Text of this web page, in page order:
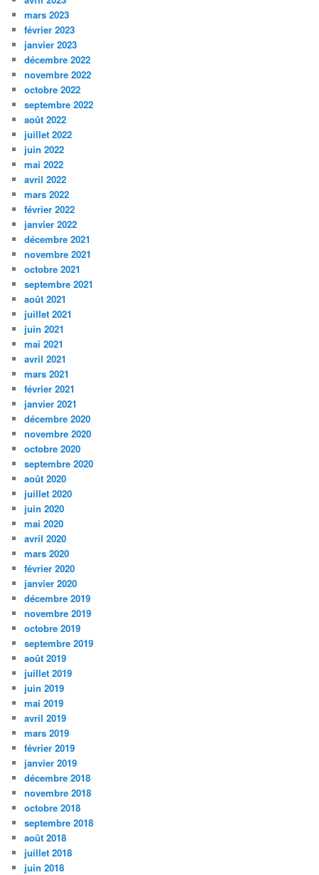
mars 2023
février 2023
janvier 2023
décembre 2022
novembre 2022
octobre 2022
septembre 2022
août 2022
juillet 2022
juin 2022
mai 2022
avril 2022
mars 2022
février 2022
janvier 2022
décembre 2021
novembre 2021
octobre 2021
septembre 2021
août 2021
juillet 2021
juin 2021
mai 2021
avril 2021
mars 2021
février 2021
janvier 2021
décembre 2020
novembre 2020
octobre 2020
septembre 2020
août 2020
juillet 2020
juin 2020
mai 2020
avril 2020
mars 2020
février 2020
janvier 2020
décembre 2019
novembre 2019
octobre 2019
septembre 2019
août 2019
juillet 2019
juin 2019
mai 2019
avril 2019
mars 2019
février 2019
janvier 2019
décembre 2018
novembre 2018
octobre 2018
septembre 2018
août 2018
juillet 2018
juin 2018